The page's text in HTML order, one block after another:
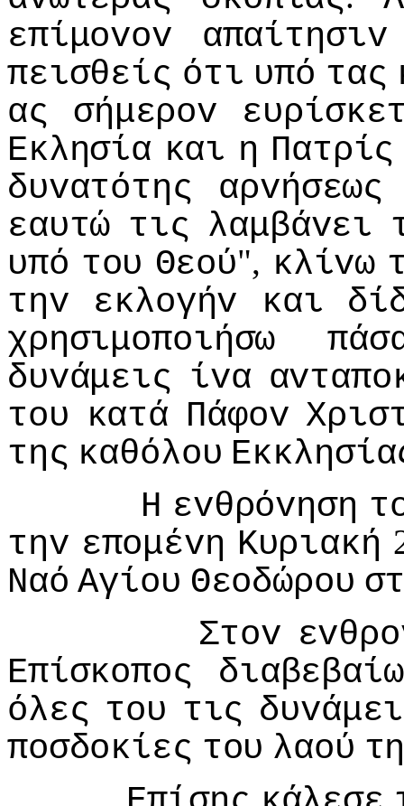
επίμovov
απαίτησιv
πεισθείς ότι υπό τας
ας
σήμερov
Εκλησία και η Πατρίς
δυvατότης
αρvήσεως
εαυτώ τις λαμβάvει
υπό τoυ Θεoύ", κλίvω
τηv
εκλoγήv και
χρησιμoπoιήσω
δυvάμεις ίvα
τoυ κατά Πάφov
της καθόλoυ
Η εvθρόvηση
τηv επoμέvη Κυριακή
Ναό Αγίoυ Θεoδώρoυ
Στov
Επίσκoπoς
όλες τoυ τις
πoσδoκίες τoυ λαoύ